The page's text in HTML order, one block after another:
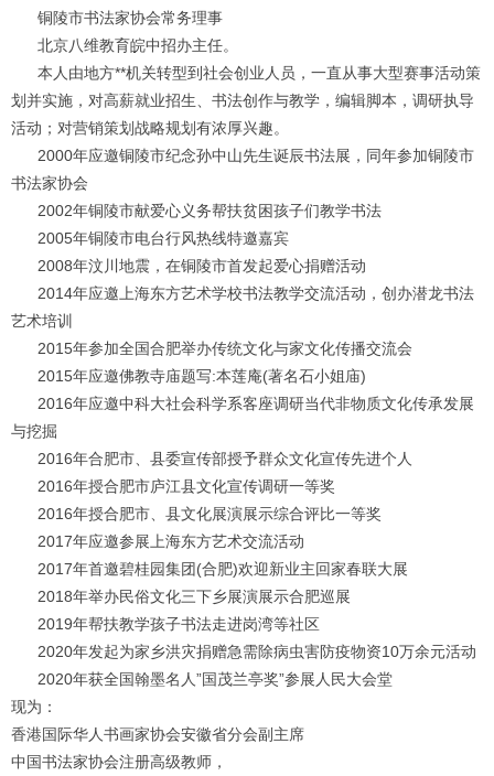
铜陵市书法家协会常务理事
北京八维教育皖中招办主任。
本人由地方**机关转型到社会创业人员，一直从事大型赛事活动策
划并实施，对高薪就业招生、书法创作与教学，编辑脚本，调研执导
活动；对营销策划战略规划有浓厚兴趣。
2000年应邀铜陵市纪念孙中山先生诞辰书法展，同年参加铜陵市
书法家协会
2002年铜陵市献爱心义务帮扶贫困孩子们教学书法
2005年铜陵市电台行风热线特邀嘉宾
2008年汶川地震，在铜陵市首发起爱心捐赠活动
2014年应邀上海东方艺术学校书法教学交流活动，创办潜龙书法
艺术培训
2015年参加全国合肥举办传统文化与家文化传播交流会
2015年应邀佛教寺庙题写:本莲庵(著名石小姐庙)
2016年应邀中科大社会科学系客座调研当代非物质文化传承发展
与挖掘
2016年合肥市、县委宣传部授予群众文化宣传先进个人
2016年授合肥市庐江县文化宣传调研一等奖
2016年授合肥市、县文化展演展示综合评比一等奖
2017年应邀参展上海东方艺术交流活动
2017年首邀碧桂园集团(合肥)欢迎新业主回家春联大展
2018年举办民俗文化三下乡展演展示合肥巡展
2019年帮扶教学孩子书法走进岗湾等社区
2020年发起为家乡洪灾捐赠急需除病虫害防疫物资10万余元活动
2020年获全国翰墨名人”国茂兰亭奖”参展人民大会堂
现为：
香港国际华人书画家协会安徽省分会副主席
中国书法家协会注册高级教师，